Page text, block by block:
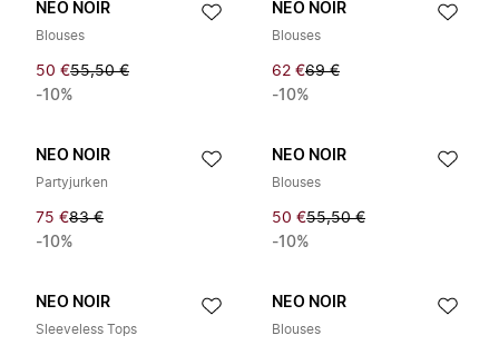
NEO NOIR
Blouses
50 €55,50 €
-10%
NEO NOIR
Blouses
62 €69 €
-10%
NEO NOIR
Partyjurken
75 €83 €
-10%
NEO NOIR
Blouses
50 €55,50 €
-10%
NEO NOIR
Sleeveless Tops
NEO NOIR
Blouses